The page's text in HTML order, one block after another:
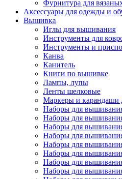
Фурнитура для
Аксессуары для одежды и
Вышивка
Иглы для вышивания
Инструменты для
Инструменты и
Канва
Канитель
Книги по вышивке
Лампы, лупы
Ленты шелковые
Маркеры и карандаши
Наборы для
Наборы для
Наборы для
Наборы для
Наборы для
Наборы для
Наборы для
Наборы для